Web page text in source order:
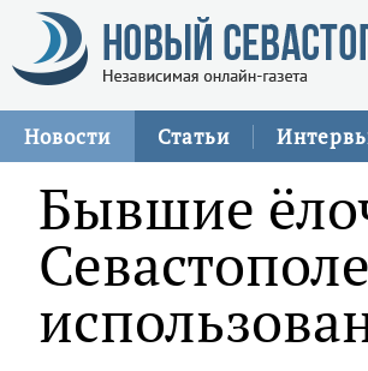
Новости Статьи
Бывшие